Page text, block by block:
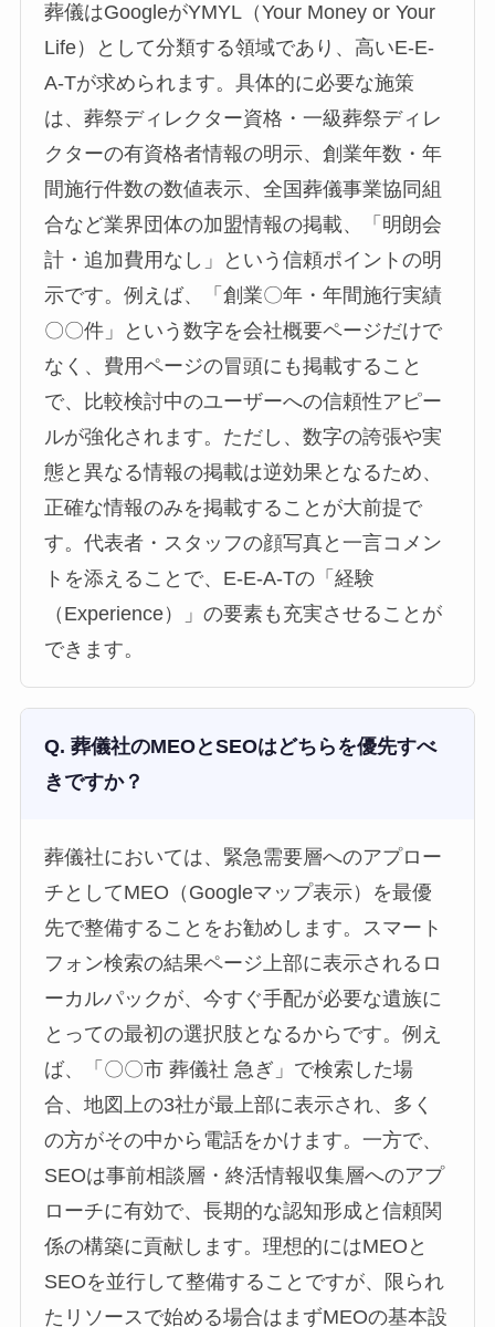
葬儀はGoogleがYMYL（Your Money or Your
Life）として分類する領域であり、高いE-E-
A-Tが求められます。具体的に必要な施策
は、葬祭ディレクター資格・一級葬祭ディレ
クターの有資格者情報の明示、創業年数・年
間施行件数の数値表示、全国葬儀事業協同組
合など業界団体の加盟情報の掲載、「明朗会
計・追加費用なし」という信頼ポイントの明
示です。例えば、「創業〇年・年間施行実績
〇〇件」という数字を会社概要ページだけで
なく、費用ページの冒頭にも掲載すること
で、比較検討中のユーザーへの信頼性アピー
ルが強化されます。ただし、数字の誇張や実
態と異なる情報の掲載は逆効果となるため、
正確な情報のみを掲載することが大前提で
す。代表者・スタッフの顔写真と一言コメン
トを添えることで、E-E-A-Tの「経験
（Experience）」の要素も充実させることが
できます。
Q. 葬儀社のMEOとSEOはどちらを優先すべ
きですか？
葬儀社においては、緊急需要層へのアプロー
チとしてMEO（Googleマップ表示）を最優
先で整備することをお勧めします。スマート
フォン検索の結果ページ上部に表示されるロ
ーカルパックが、今すぐ手配が必要な遺族に
とっての最初の選択肢となるからです。例え
ば、「〇〇市 葬儀社 急ぎ」で検索した場
合、地図上の3社が最上部に表示され、多く
の方がその中から電話をかけます。一方で、
SEOは事前相談層・終活情報収集層へのアプ
ローチに有効で、長期的な認知形成と信頼関
係の構築に貢献します。理想的にはMEOと
SEOを並行して整備することですが、限られ
たリソースで始める場合はまずMEOの基本設